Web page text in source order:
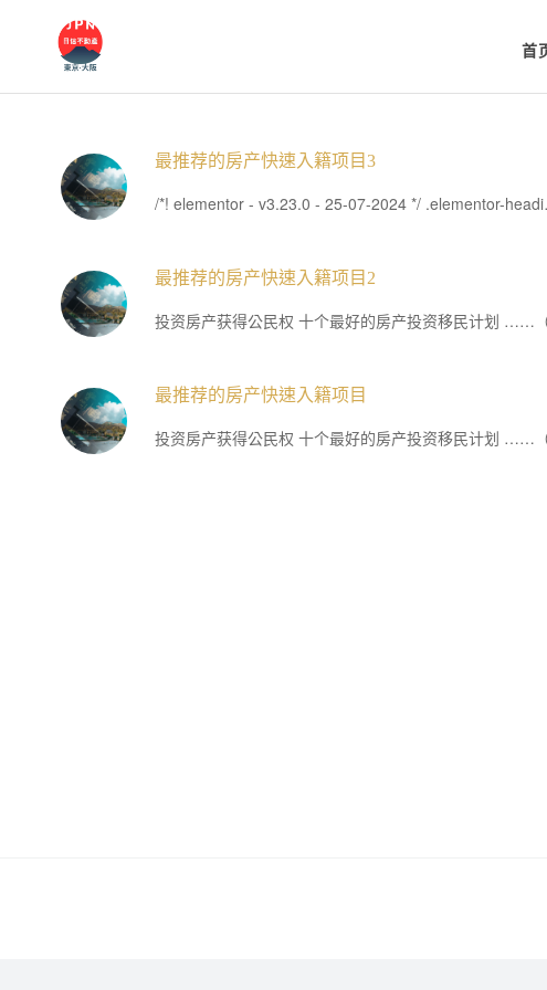
首
最推荐的房产快速入籍项目3
/*! elementor - v3.23.0 - 25-07-2024 */ .elementor-
最推荐的房产快速入籍项目2
投资房产获得公民权 十个最好的房产投资移民计划 ……
最推荐的房产快速入籍项目
投资房产获得公民权 十个最好的房产投资移民计划 ……